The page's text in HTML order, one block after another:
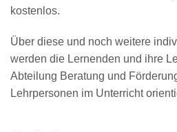
kostenlos.
Über diese und noch weitere
werden die Lernenden und ihre
Abteilung Beratung und
Lehrpersonen im Unterricht